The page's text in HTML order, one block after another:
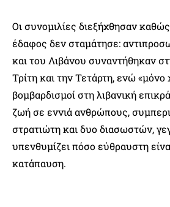
Οι συνομιλίες διεξήχθησαν
έδαφος δεν σταμάτησε:
και του Λιβάνου συναντήθηκαν
Τρίτη και την Τετάρτη, ενώ «μόνο
βομβαρδισμοί στη λιβανική
ζωή σε εννιά ανθρώπους,
στρατιώτη και δυο διασωστών,
υπενθυμίζει πόσο εύθραυστη
κατάπαυση.